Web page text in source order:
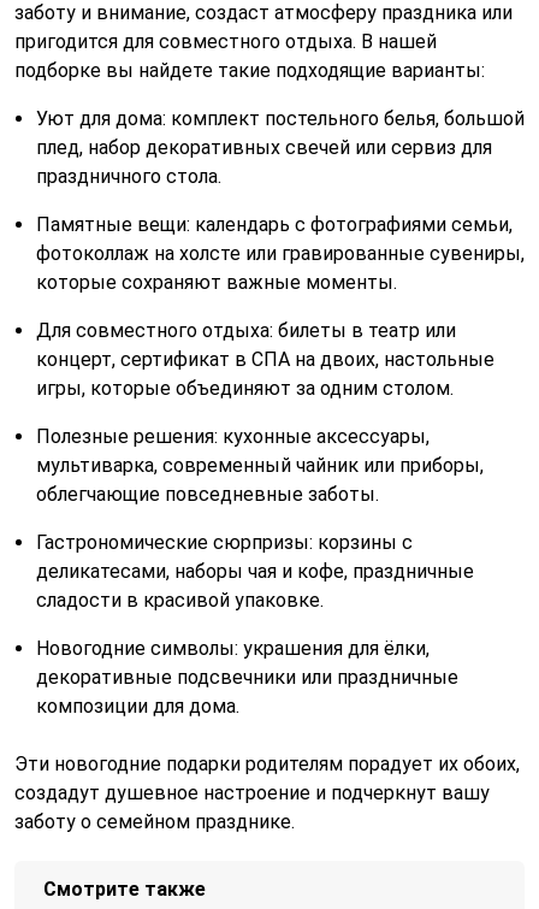
заботу и внимание, создаст атмосферу праздника или
пригодится для совместного отдыха. В нашей
подборке вы найдете такие подходящие варианты:
Уют для дома: комплект постельного белья, большой
плед, набор декоративных свечей или сервиз для
праздничного стола.
Памятные вещи: календарь с фотографиями семьи,
фотоколлаж на холсте или гравированные сувениры,
которые сохраняют важные моменты.
Для совместного отдыха: билеты в театр или
концерт, сертификат в СПА на двоих, настольные
игры, которые объединяют за одним столом.
Полезные решения: кухонные аксессуары,
мультиварка, современный чайник или приборы,
облегчающие повседневные заботы.
Гастрономические сюрпризы: корзины с
деликатесами, наборы чая и кофе, праздничные
сладости в красивой упаковке.
Новогодние символы: украшения для ёлки,
декоративные подсвечники или праздничные
композиции для дома.
Эти новогодние подарки родителям порадует их обоих,
создадут душевное настроение и подчеркнут вашу
заботу о семейном празднике.
Смотрите также